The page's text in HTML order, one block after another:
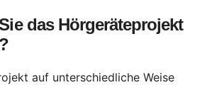
das Hörgeräteprojekt
auf unterschiedliche Weise